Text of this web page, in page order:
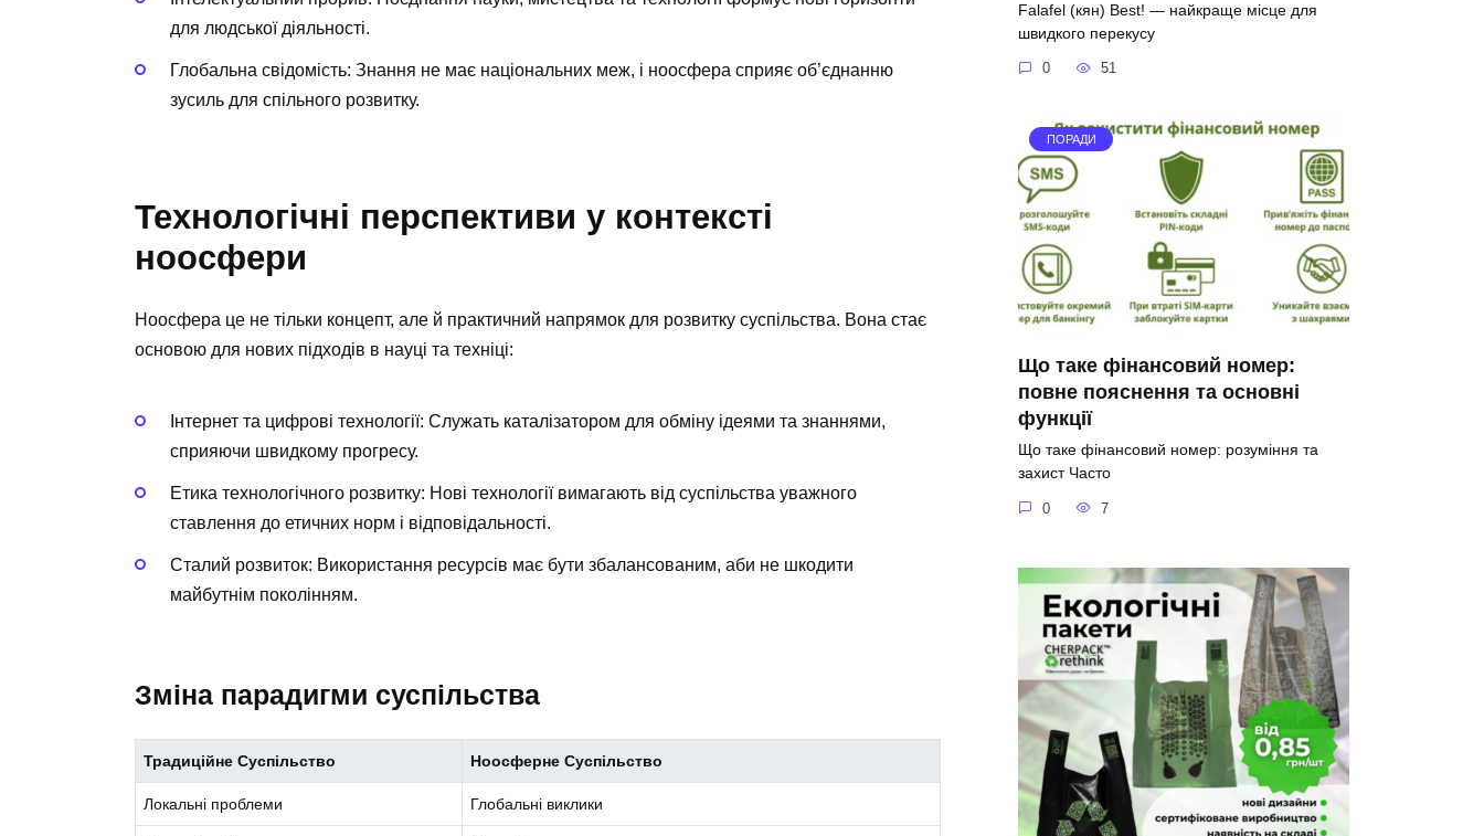
для людської діяльності.
Глобальна свідомість: Знання не має національних меж, і ноосфера сприяє об’єднанню
зусиль для спільного розвитку.
Технологічні перспективи у контексті
ноосфери
Ноосфера це не тільки концепт, але й практичний напрямок для розвитку суспільства. Вона стає
основою для нових підходів в науці та техніці:
Інтернет та цифрові технології: Служать каталізатором для обміну ідеями та знаннями,
сприяючи швидкому прогресу.
Етика технологічного розвитку: Нові технології вимагають від суспільства уважного
ставлення до етичних норм і відповідальності.
Сталий розвиток: Використання ресурсів має бути збалансованим, аби не шкодити
майбутнім поколінням.
Зміна парадигми суспільства
Традиційне Суспільство Ноосферне Суспільство
Локальні проблеми Глобальні виклики
Falafel (кян) Best! — найкраще місце для
швидкого перекусу
0 51
ПОРАДИ
Що таке фінансовий номер:
повне пояснення та основні
функції
Що таке фінансовий номер: розуміння та
захист Часто
0 7